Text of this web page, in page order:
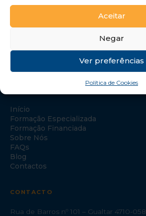
Aceitar
Negar
Ver preferências
Política de Cookies
Início
Formação Especializada
Formação Financiada
Sobre Nós
FAQs
Blog
Contactos
CONTACTO
Rua de Barros nº 101 – Gualtar 4710-058